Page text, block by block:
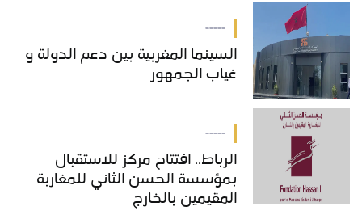
-----
السينما المغربية بين دعم الدولة و
غياب الجمهور
-----
الرباط.. افتتاح مركز للاستقبال
بمؤسسة الحسن الثاني للمغاربة
المقيمين بالخارج